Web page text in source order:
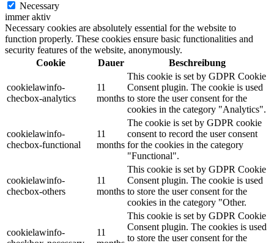
Necessary
immer aktiv
Necessary cookies are absolutely essential for the website to
function properly. These cookies ensure basic functionalities and
security features of the website, anonymously.
Cookie
Dauer Beschreibung
cookielawinfo-
checbox-analytics
11
months
This cookie is set by GDPR Cookie
Consent plugin. The cookie is used
to store the user consent for the
cookies in the category "Analytics".
cookielawinfo-
checbox-functional
11
months
The cookie is set by GDPR cookie
consent to record the user consent
for the cookies in the category
"Functional".
cookielawinfo-
checbox-others
11
months
This cookie is set by GDPR Cookie
Consent plugin. The cookie is used
to store the user consent for the
cookies in the category "Other.
cookielawinfo-
11
This cookie is set by GDPR Cookie
Consent plugin. The cookies is used
to store the user consent for the